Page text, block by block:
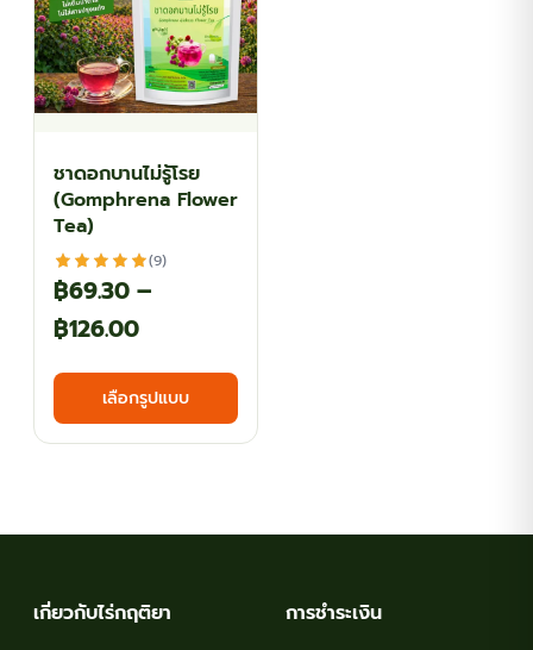
ชาดอกบานไม่รู้โรย
(Gomphrena Flower
Tea)
(9)
฿69.30 –
฿126.00Price
range:
฿69.30
through
เลือกรูปแบบ
This
has
The
เกี่ยวกับไร่กฤติยา การชำระเงิน